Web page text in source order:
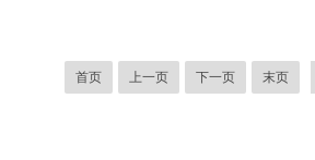
首页 上一页 下一页 末页